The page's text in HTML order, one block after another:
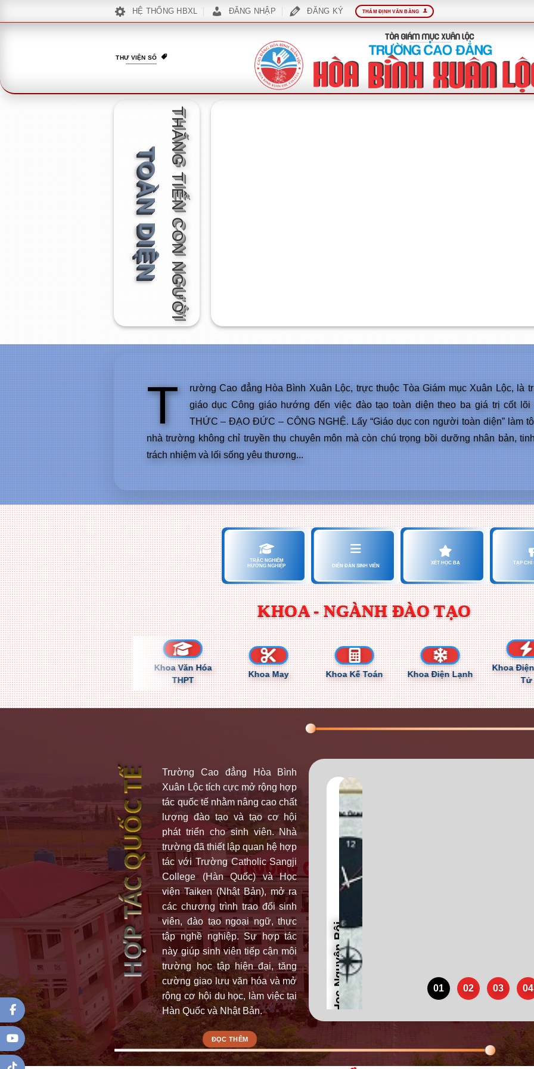
qua
HỆ THỐNG HBXL ĐĂNG NHẬP ĐĂNG KÝ THẨM ĐỊNH VĂN BẰNG
THƯ VIỆN SỐ
THĂNG TIẾN CON NGƯỜI
TOÀN DIỆN
T
rường Cao đẳng Hòa Bình Xuân Lộc, trực thuộc Tòa Giám mục Xuân Lộc, là
giáo dục Công giáo hướng đến việc đào tạo toàn diện theo ba giá trị cốt lõi
THỨC – ĐẠO ĐỨC – CÔNG NGHỆ. Lấy “Giáo dục con người toàn diện” làm
nhà trường không chỉ truyền thụ chuyên môn mà còn chú trọng bồi dưỡng nhân bản,
trách nhiệm và lối sống yêu thương...
TRẮC NGHIỆM
HƯỚNG NGHIỆP
DIỄN ĐÀN SINH VIÊN XÉT HỌC BẠ TẠP CHÍ
KHOA - NGÀNH ĐÀO TẠO
Tô Khoa Mỹ Thuật
Khoa Văn Hóa
THPT
Khoa May Khoa Kế Toán Khoa Điện Lạnh
Khoa Điện -
Tử
HỢP TÁC QUỐC TẾ
Trường Cao đẳng Hòa Bình
Xuân Lộc tích cực mở rộng hợp
tác quốc tế nhằm nâng cao chất
lượng đào tạo và tạo cơ hội
phát triển cho sinh viên. Nhà
trường đã thiết lập quan hệ hợp
tác với Trường Catholic Sangji
College (Hàn Quốc) và Học
viện Taiken (Nhật Bản), mở ra
các chương trình trao đổi sinh
viên, đào tạo ngoại ngữ, thực
tập nghề nghiệp. Sự hợp tác
này giúp sinh viên tiếp cận môi
trường học tập hiện đại, tăng
cường giao lưu văn hóa và mở
rộng cơ hội du học, làm việc tại
Hàn Quốc và Nhật Bản.
ĐỌC THÊM
01 02 03 04